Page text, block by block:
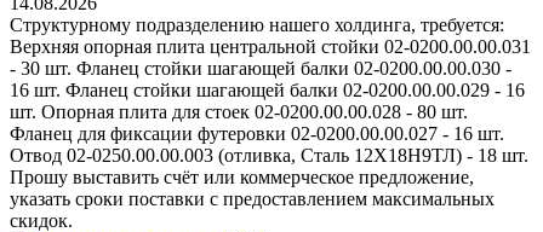
Структурному подразделению нашего холдинга, требуется:
Верхняя опорная плита центральной стойки 02-0200.00.00.031
- 30 шт. Фланец стойки шагающей балки 02-0200.00.00.030 -
16 шт. Фланец стойки шагающей балки 02-0200.00.00.029 - 16
шт. Опорная плита для стоек 02-0200.00.00.028 - 80 шт.
Фланец для фиксации футеровки 02-0200.00.00.027 - 16 шт.
Отвод 02-0250.00.00.003 (отливка, Сталь 12Х18Н9ТЛ) - 18 шт.
Прошу выставить счёт или коммерческое предложение,
указать сроки поставки с предоставлением максимальных
скидок.